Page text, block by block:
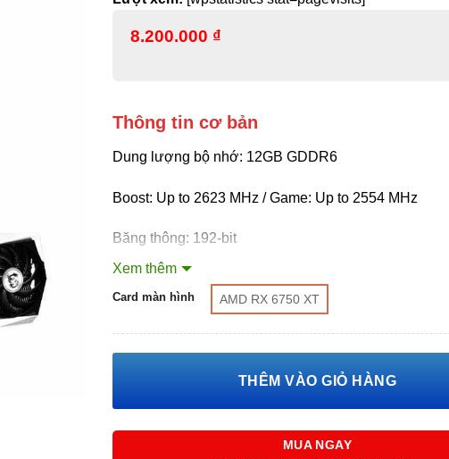
8.200.000 ₫
Thông tin cơ bản
Dung lượng bộ nhớ: 12GB GDDR6
Boost: Up to 2623 MHz / Game: Up to 2554 MHz
Băng thông: 192-bit
Xem thêm
Card màn hình AMD RX 6750 XT
THÊM VÀO GIỎ HÀNG
MUA NGAY